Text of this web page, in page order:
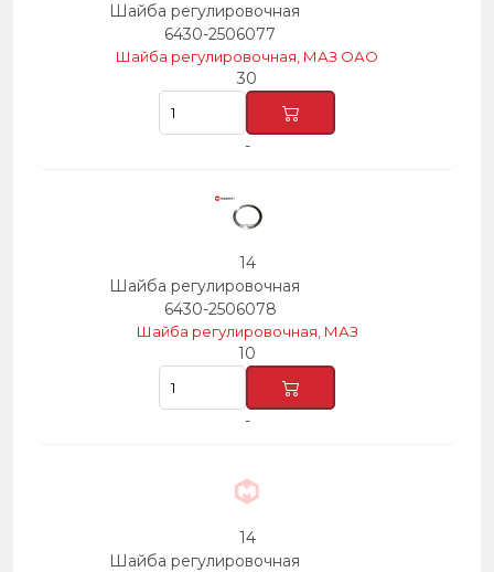
Шайба регулировочная
6430-2506077
Шайба регулировочная, МАЗ ОАО
30
-
14
Шайба регулировочная
6430-2506078
Шайба регулировочная, МАЗ
10
-
14
Шайба регулировочная